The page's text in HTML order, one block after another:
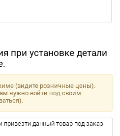
при установке детали
(видите розничные цены).
нужно войти под своим
данный товар под заказ.